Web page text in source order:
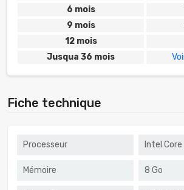
6 mois
9 mois
12 mois
Jusqua 36 mois
Fiche technique
Processeur Intel Core
Mémoire 8 Go